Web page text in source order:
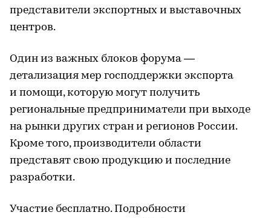
представители экспортных и выставочных
центров.
Один из важных блоков форума —
детализация мер господдержки экспорта
и помощи, которую могут получить
региональные предприниматели при выходе
на рынки других стран и регионов России.
Кроме того, производители области
представят свою продукцию и последние
разработки.
Участие бесплатно. Подробности